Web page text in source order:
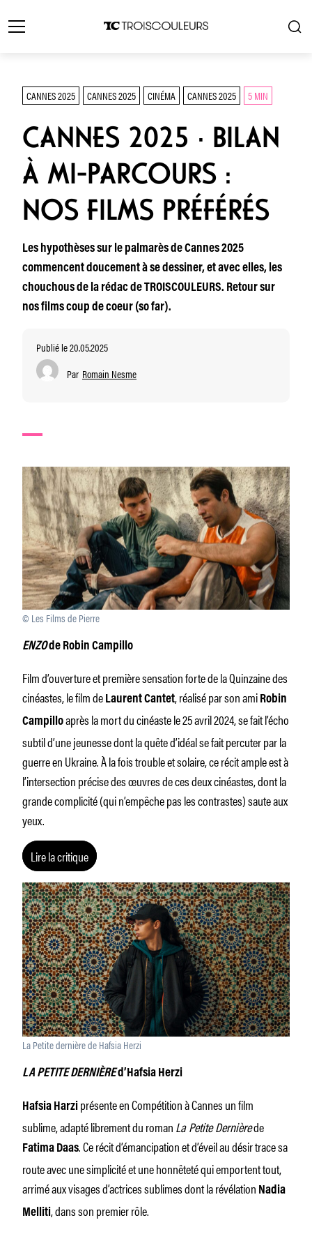
CANNES 2025 CANNES 2025 CINÉMA CANNES 2025 5 MIN
CANNES 2025 · BILAN
À MI-PARCOURS :
NOS FILMS PRÉFÉRÉS
Les hypothèses sur le palmarès de Cannes 2025
commencent doucement à se dessiner, et avec elles, les
chouchous de la rédac de TROISCOULEURS. Retour sur
nos films coup de coeur (so far).
Publié le 20.05.2025
Par Romain Nesme
© Les Films de Pierre
ENZOde Robin Campillo
Film d’ouverture et première sensation forte de la Quinzaine des
cinéastes, le film de Laurent Cantet, réalisé par son ami Robin
Campilloaprès la mort du cinéaste le 25 avril 2024, se fait l’écho
subtil d’une jeunesse dont la quête d’idéal se fait percuter par la
guerre en Ukraine. À la fois trouble et solaire, ce récit ample est à
l’intersection précise des œuvres de ces deux cinéastes, dont la
grande complicité (qui n’empêche pas les contrastes) saute aux
yeux.
Lire la critique
La Petite dernière de Hafsia Herzi
LA PETITE DERNIÈREd’Hafsia Herzi
Hafsia Harzi présente en Compétition à Cannes un film
sublime, adapté librement du romanLa Petite Dernièrede
Fatima Daas. Ce récit d’émancipation et d’éveil au désir trace sa
route avec une simplicité et une honnêteté qui emportent tout,
arrimé aux visages d’actrices sublimes dont la révélation Nadia
Melliti, dans son premier rôle.